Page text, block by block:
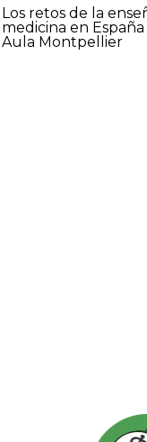
Los retos de la
medicina en
Aula Montpellier